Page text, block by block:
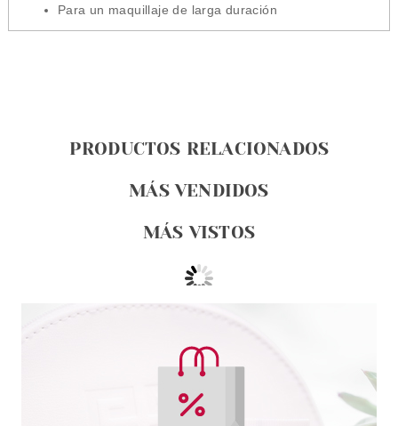
Para un maquillaje de larga duración
PRODUCTOS RELACIONADOS
MÁS VENDIDOS
MÁS VISTOS